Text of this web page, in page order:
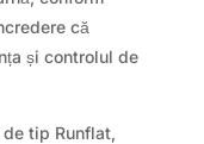
că
și controlul de
tip Runflat,